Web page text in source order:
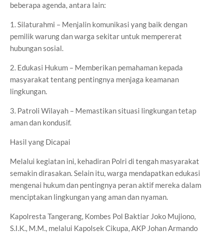
beberapa agenda, antara lain:
1. Silaturahmi – Menjalin komunikasi yang baik dengan
pemilik warung dan warga sekitar untuk mempererat
hubungan sosial.
2. Edukasi Hukum – Memberikan pemahaman kepada
masyarakat tentang pentingnya menjaga keamanan
lingkungan.
3. Patroli Wilayah – Memastikan situasi lingkungan tetap
aman dan kondusif.
Hasil yang Dicapai
Melalui kegiatan ini, kehadiran Polri di tengah masyarakat
semakin dirasakan. Selain itu, warga mendapatkan edukasi
mengenai hukum dan pentingnya peran aktif mereka dalam
menciptakan lingkungan yang aman dan nyaman.
Kapolresta Tangerang, Kombes Pol Baktiar Joko Mujiono,
S.I.K., M.M., melalui Kapolsek Cikupa, AKP Johan Armando